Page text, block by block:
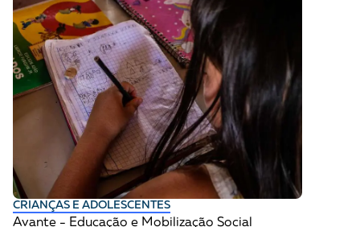
CRIANÇAS E ADOLESCENTES
Avante - Educação e Mobilização Social